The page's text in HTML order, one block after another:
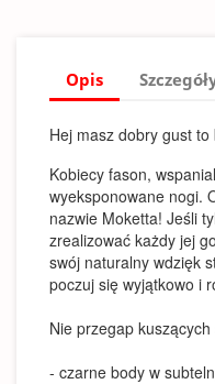
Opis
Hej masz dobry gust
Kobiecy fason,
wyeksponowane nogi.
nazwie Moketta! Jeśli
zrealizować każdy jej
swój naturalny wdzięk
poczuj się wyjątkowo i
Nie przegap kuszących
- czarne body w